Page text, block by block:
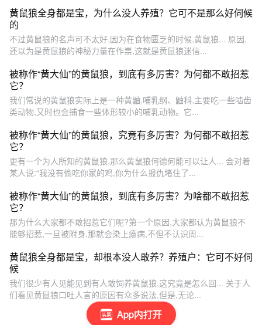
App内打开
黄鼠狼全身都是宝，为什么没人养殖？它可不是那么好伺候
的
不过黄鼠狼的名声可不太好,因为在食物匮乏的时候,黄鼠狼... 原因,
还以为是黄鼠狼的神秘力量在作祟,这就是黄鼠狼迷信...
被称作“黄大仙”的黄鼠狼，到底有多厉害？为何都不敢招惹
它？
我们常说的黄鼠狼实际上是一种黄鼬,哺乳纲、鼬科,主要吃一些啮齿
类动物,又时也会捕食一些体形较小的哺乳动物。它...
被称作“黄大仙”的黄鼠狼，究竟有多厉害？为何都不敢招惹
它？
更有一个为人所知的黄鼠狼,那么黄鼠狼何德何能可以让人... 会对着
某人说:“我没有偷吃你家的鸡,你为什么报仇堵住了...
被称作“黄大仙”的黄鼠狼，到底有多厉害？为啥都不敢招惹
它？
那为什么大家都不敢招惹它们呢?第一个原因,大家都认为黄鼠狼不
能够招惹,一旦被附身,那就会染上癔病,不但不认识周...
黄鼠狼全身都是宝，却根本没人敢养？养殖户：它可不好伺
候
我们很少有人见能见到有人敢饲养黄鼠狼,这究竟是怎么回... 关于人
们看见黄鼠狼口吐人言的原因有众多说法,但是,无论...